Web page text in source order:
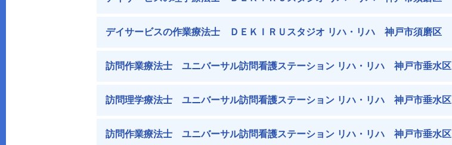
デイサービスの作業療法士 ＤＥＫＩＲＵスタジオ リハ・リハ 神戸市須磨区
訪問作業療法士 ユニバーサル訪問看護ステーション リハ・リハ 神戸市垂水区
訪問理学療法士 ユニバーサル訪問看護ステーション リハ・リハ 神戸市垂水区
訪問作業療法士 ユニバーサル訪問看護ステーション リハ・リハ 神戸市垂水区